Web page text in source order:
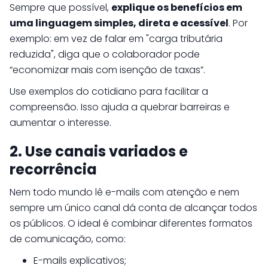
Sempre que possível, explique os benefícios em
uma linguagem simples, direta e acessível. Por
exemplo: em vez de falar em "carga tributária
reduzida", diga que o colaborador pode
“economizar mais com isenção de taxas”.
Use exemplos do cotidiano para facilitar a
compreensão. Isso ajuda a quebrar barreiras e
aumentar o interesse.
2. Use canais variados e
recorrência
Nem todo mundo lê e-mails com atenção e nem
sempre um único canal dá conta de alcançar todos
os públicos. O ideal é combinar diferentes formatos
de comunicação, como:
E-mails explicativos;